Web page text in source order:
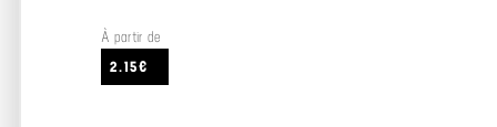
À partir de
2.15€